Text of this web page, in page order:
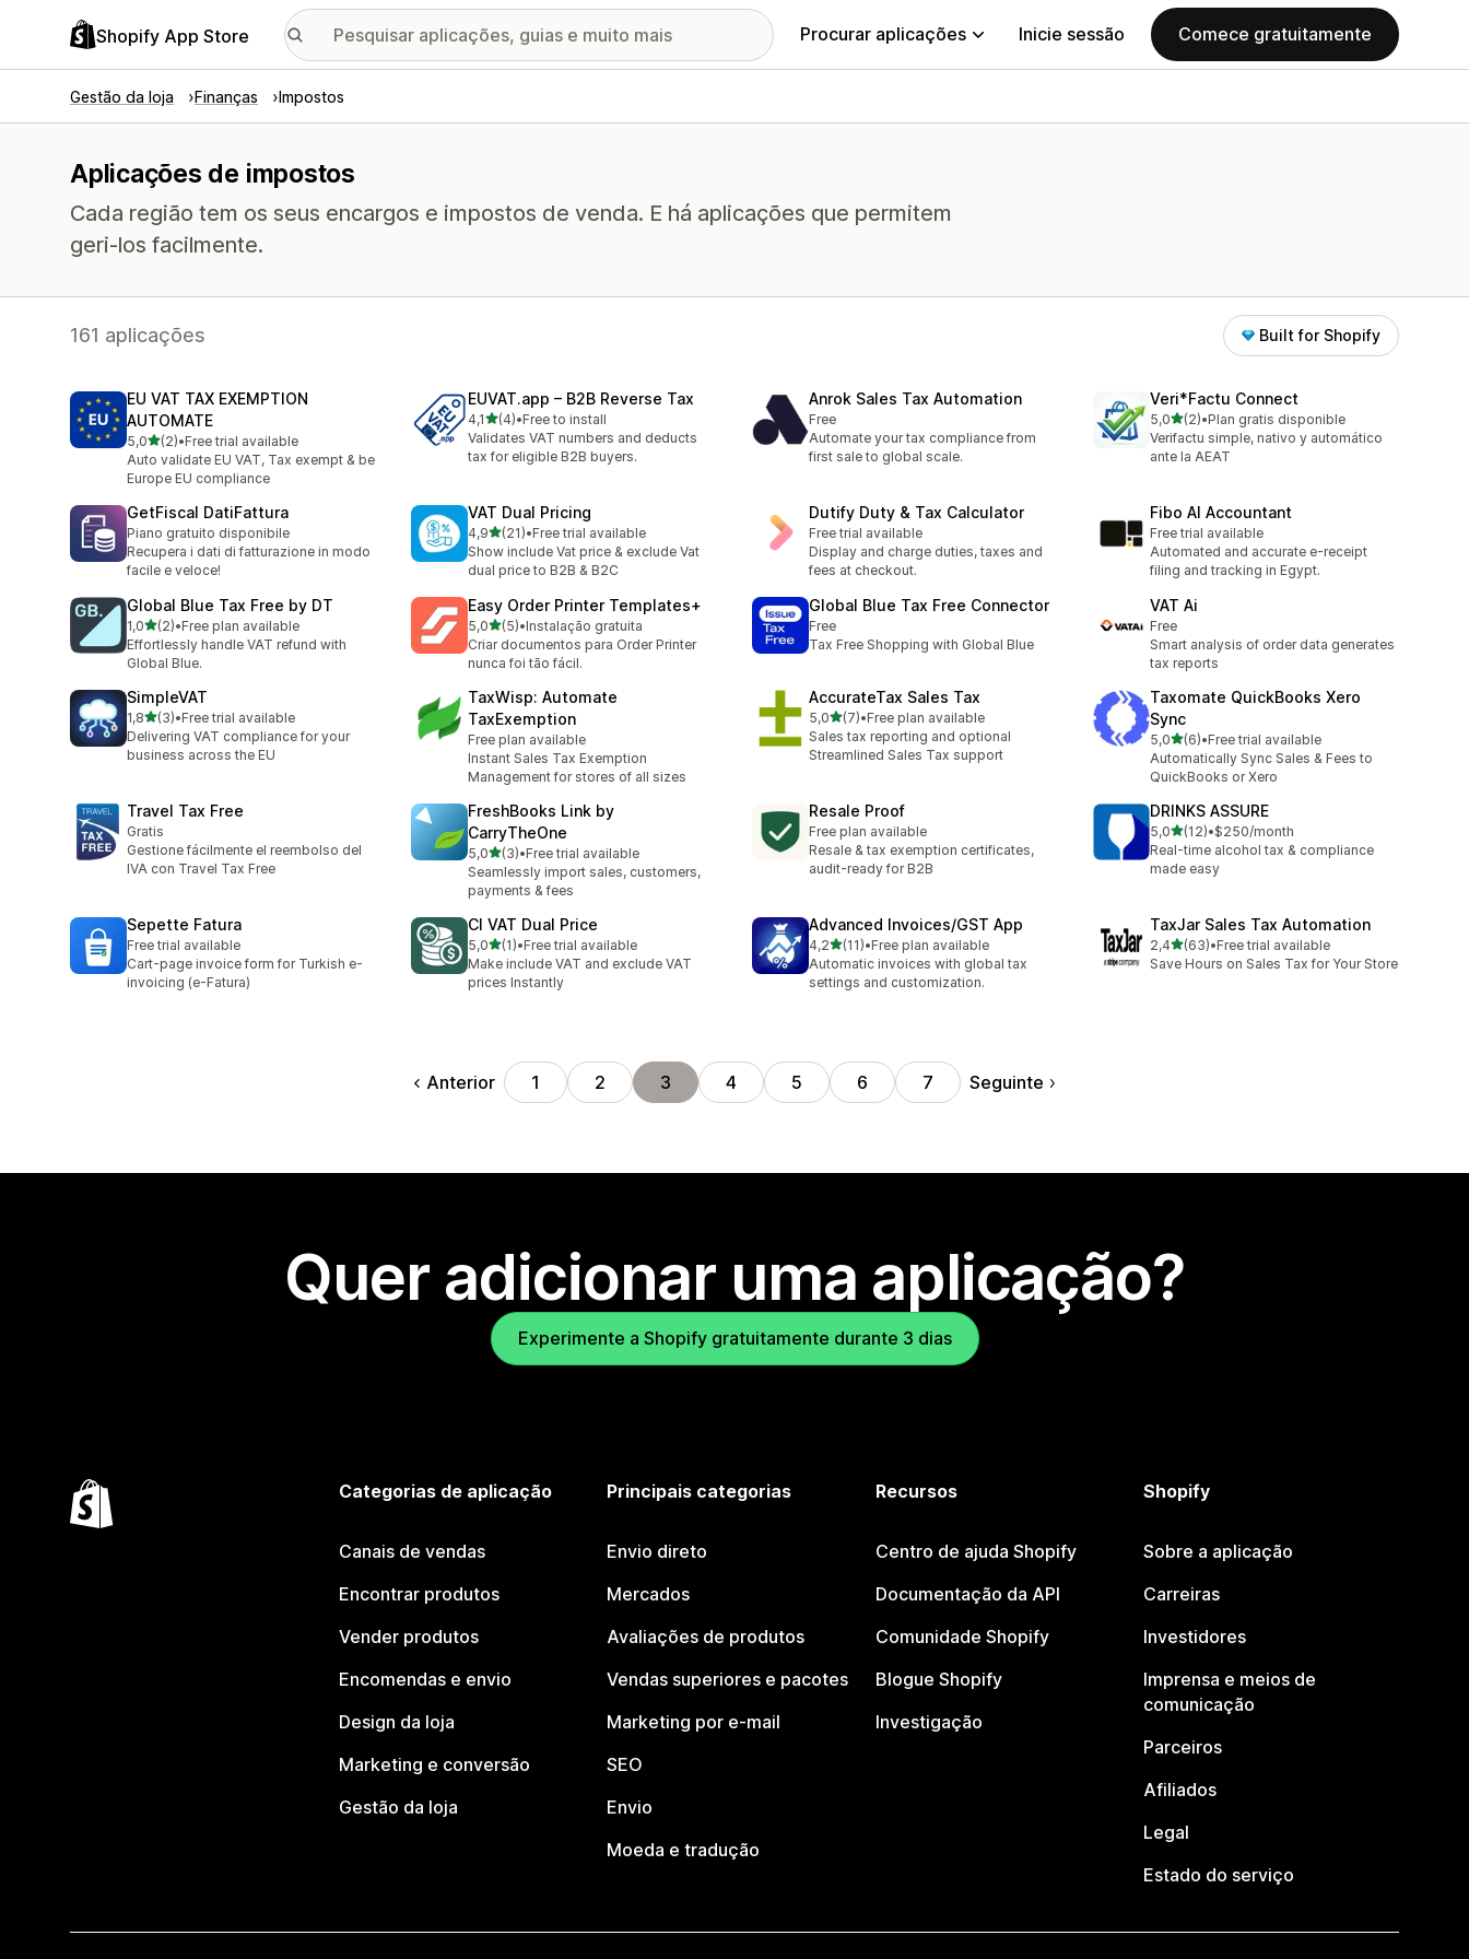
Shopify App Store Procurar aplicações Inicie sessão Comece gratuitamente
Gestão da loja Finanças Impostos
Aplicações de impostos
Cada região tem os seus encargos e impostos de venda. E há aplicações que permitem
geri-los facilmente.
161 aplicações Built for Shopify
EU VAT TAX EXEMPTION
AUTOMATE
5,0de 5 estrelas
(2)
2 total de avaliações
•Free trial available
Auto validate EU VAT, Tax exempt & be
Europe EU compliance
EUVAT.app – B2B Reverse Tax
4,1de 5 estrelas
(4)
4 total de avaliações
•Free to install
Validates VAT numbers and deducts
tax for eligible B2B buyers.
Anrok Sales Tax Automation
Free
Automate your tax compliance from
first sale to global scale.
Veri*Factu Connect
5,0de 5 estrelas
(2)
2 total de avaliações
•Plan gratis disponible
Verifactu simple, nativo y automático
ante la AEAT
GetFiscal DatiFattura
Piano gratuito disponibile
Recupera i dati di fatturazione in modo
facile e veloce!
VAT Dual Pricing
4,9de 5 estrelas
(21)
21 total de avaliações
•Free trial available
Show include Vat price & exclude Vat
dual price to B2B & B2C
Dutify Duty & Tax Calculator
Free trial available
Display and charge duties, taxes and
fees at checkout.
Fibo AI Accountant
Free trial available
Automated and accurate e-receipt
filing and tracking in Egypt.
Global Blue Tax Free by DT
1,0de 5 estrelas
(2)
2 total de avaliações
•Free plan available
Effortlessly handle VAT refund with
Global Blue.
Easy Order Printer Templates+
5,0de 5 estrelas
(5)
5 total de avaliações
•Instalação gratuita
Criar documentos para Order Printer
nunca foi tão fácil.
Global Blue Tax Free Connector
Free
Tax Free Shopping with Global Blue
VAT Ai
Free
Smart analysis of order data generates
tax reports
SimpleVAT
1,8de 5 estrelas
(3)
3 total de avaliações
•Free trial available
Delivering VAT compliance for your
business across the EU
TaxWisp: Automate
TaxExemption
Free plan available
Instant Sales Tax Exemption
Management for stores of all sizes
AccurateTax Sales Tax
5,0de 5 estrelas
(7)
7 total de avaliações
•Free plan available
Sales tax reporting and optional
Streamlined Sales Tax support
Taxomate QuickBooks Xero
Sync
5,0de 5 estrelas
(6)
6 total de avaliações
•Free trial available
Automatically Sync Sales & Fees to
QuickBooks or Xero
Travel Tax Free
Gratis
Gestione fácilmente el reembolso del
IVA con Travel Tax Free
FreshBooks Link by
CarryTheOne
5,0de 5 estrelas
(3)
3 total de avaliações
•Free trial available
Seamlessly import sales, customers,
payments & fees
Resale Proof
Free plan available
Resale & tax exemption certificates,
audit-ready for B2B
DRINKS ASSURE
5,0de 5 estrelas
(12)
12 total de avaliações
•$250/month
Real-time alcohol tax & compliance
made easy
Sepette Fatura
Free trial available
Cart-page invoice form for Turkish e-
invoicing (e-Fatura)
CI VAT Dual Price
5,0de 5 estrelas
(1)
1 total de avaliações
•Free trial available
Make include VAT and exclude VAT
prices Instantly
Advanced Invoices/GST App
4,2de 5 estrelas
(11)
11 total de avaliações
•Free plan available
Automatic invoices with global tax
settings and customization.
TaxJar Sales Tax Automation
2,4de 5 estrelas
(63)
63 total de avaliações
•Free trial available
Save Hours on Sales Tax for Your Store
Anterior 1 2 3 4 5 6 7 Seguinte
Quer adicionar uma aplicação?
Experimente a Shopify gratuitamente durante 3 dias
Categorias de aplicação
Canais de vendas
Encontrar produtos
Vender produtos
Encomendas e envio
Design da loja
Marketing e conversão
Gestão da loja
Principais categorias
Envio direto
Mercados
Avaliações de produtos
Vendas superiores e pacotes
Marketing por e-mail
SEO
Envio
Moeda e tradução
Recursos
Centro de ajuda Shopify
Documentação da API
Comunidade Shopify
Blogue Shopify
Investigação
Shopify
Sobre a aplicação
Carreiras
Investidores
Imprensa e meios de
comunicação
Parceiros
Afiliados
Legal
Estado do serviço